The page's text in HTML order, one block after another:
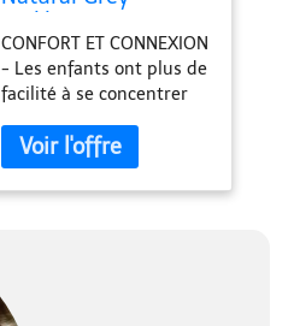
CONFORT ET CONNEXION
- Les enfants ont plus de
facilité à se concentrer
lorsque l'environnement
physique est adapté à
leur taille et à leurs
confortablement avec le
reste de la famille. LE